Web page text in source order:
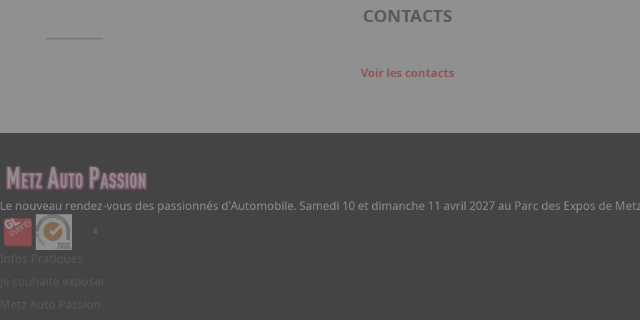
CONTACTS
Voir les contacts
Le nouveau rendez-vous des passionnés d'Automobile. Samedi 10 et dimanche 11 avril 2027 au Parc des Expos de
Infos Pratiques
Je souhaite exposer
Metz Auto Passion